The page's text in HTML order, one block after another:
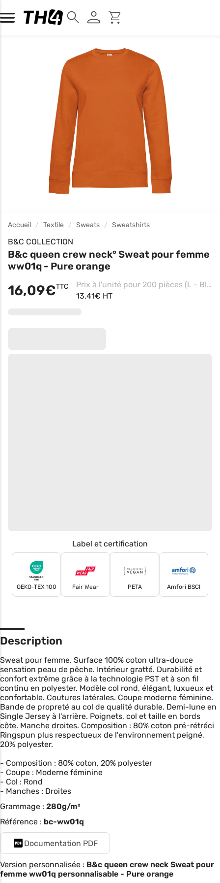
Accueil Textile Sweats Sweatshirts
B&C COLLECTION
B&c queen crew neck° Sweat pour femme
ww01q - Pure orange
16,09€TTC
Prix à l'unité pour 200 pièces (L - Black Pure)
13,41€ HT
Label et certification
OEKO-TEX 100 Fair Wear PETA Amfori BSCI
Description
Sweat pour femme. Surface 100% coton ultra-douce
sensation peau de pêche. Intérieur gratté. Durabilité et
confort extrême grâce à la technologie PST et à son fil
continu en polyester. Modèle col rond, élégant, luxueux et
confortable. Coutures latérales. Coupe moderne féminine.
Bande de propreté au col de qualité durable. Demi-lune en
Single Jersey à l'arrière. Poignets, col et taille en bords
côte. Manche droites. Composition : 80% coton pré-rétréci
Ringspun plus respectueux de l'environnement peigné,
20% polyester.
- Composition : 80% coton, 20% polyester
- Coupe : Moderne féminine
- Col : Rond
- Manches : Droites
Grammage : 280g/m²
Référence : bc-ww01q
Documentation PDF
Version personnalisée : B&c queen crew neck Sweat pour
femme ww01q personnalisable - Pure orange